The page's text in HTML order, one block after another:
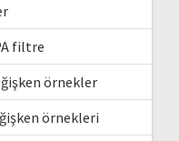
filtre
örnekler
örnekleri